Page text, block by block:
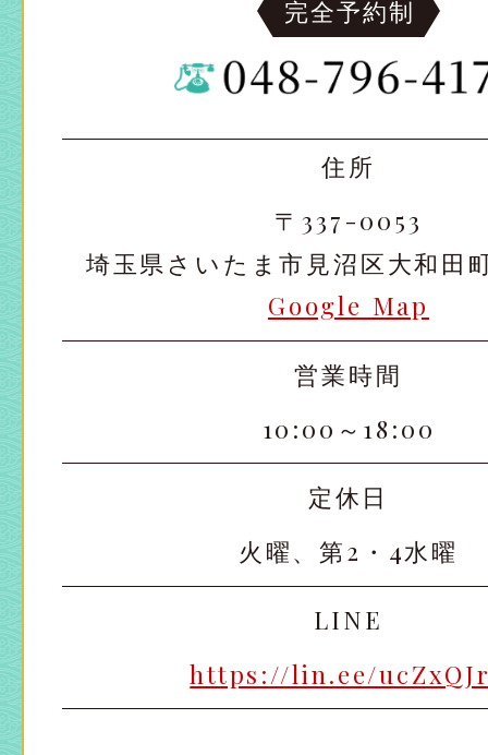
完全予約制
住所
〒337-0053
埼玉県さいたま市見沼区大和田
Google Map
営業時間
10:00～18:00
定休日
火曜、第2・4水曜
LINE
https://lin.ee/